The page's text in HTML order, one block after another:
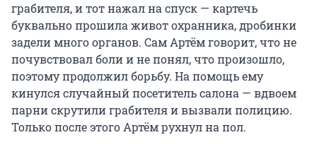
грабителя, и тот нажал на спуск — картечь
буквально прошила живот охранника, дробинки
задели много органов. Сам Артём говорит, что не
почувствовал боли и не понял, что произошло,
поэтому продолжил борьбу. На помощь ему
кинулся случайный посетитель салона — вдвоем
парни скрутили грабителя и вызвали полицию.
Только после этого Артём рухнул на пол.